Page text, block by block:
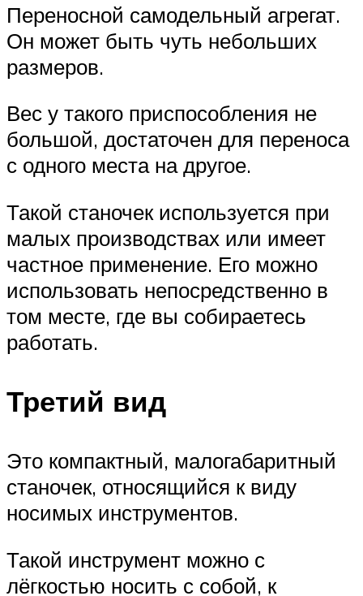
Переносной самодельный агрегат.
Он может быть чуть небольших
размеров.
Вес у такого приспособления не
большой, достаточен для переноса
с одного места на другое.
Такой станочек используется при
малых производствах или имеет
частное применение. Его можно
использовать непосредственно в
том месте, где вы собираетесь
работать.
Третий вид
Это компактный, малогабаритный
станочек, относящийся к виду
носимых инструментов.
Такой инструмент можно с
лёгкостью носить с собой, к